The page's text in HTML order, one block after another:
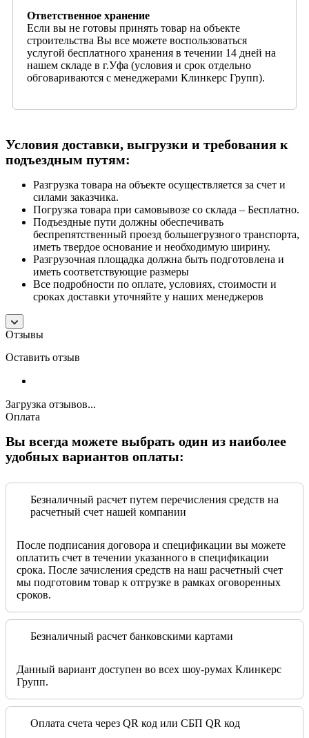
Ответственное хранение
Если вы не готовы принять товар на объекте
строительства Вы все можете воспользоваться
услугой бесплатного хранения в течении 14 дней на
нашем складе в г.Уфа (условия и срок отдельно
обговариваются с менеджерами Клинкерс Групп).
Условия доставки, выгрузки и требования к
подъездным путям:
Разгрузка товара на объекте осуществляется за счет и
силами заказчика.
Погрузка товара при самовывозе со склада – Бесплатно.
Подъездные пути должны обеспечивать
беспрепятственный проезд большегрузного транспорта,
иметь твердое основание и необходимую ширину.
Разгрузочная площадка должна быть подготовлена и
иметь соответствующие размеры
Все подробности по оплате, условиях, стоимости и
сроках доставки уточняйте у наших менеджеров
Отзывы
Оставить отзыв
Загрузка отзывов...
Оплата
Вы всегда можете выбрать один из наиболее
удобных вариантов оплаты:
Безналичный расчет путем перечисления средств на
расчетный счет нашей компании
После подписания договора и спецификации вы можете
оплатить счет в течении указанного в спецификации
срока. После зачисления средств на наш расчетный счет
мы подготовим товар к отгрузке в рамках оговоренных
сроков.
Безналичный расчет банковскими картами
Данный вариант доступен во всех шоу-румах Клинкерс
Групп.
Оплата счета через QR код или СБП QR код